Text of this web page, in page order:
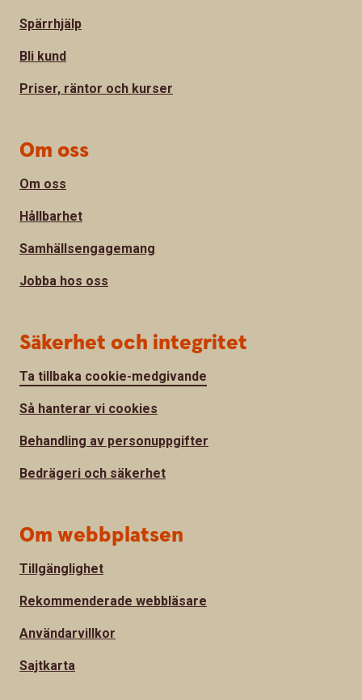
Spärrhjälp
Bli kund
Priser, räntor och kurser
Om oss
Om oss
Hållbarhet
Samhällsengagemang
Jobba hos oss
Säkerhet och integritet
Ta tillbaka cookie-medgivande
Så hanterar vi cookies
Behandling av personuppgifter
Bedrägeri och säkerhet
Om webbplatsen
Tillgänglighet
Rekommenderade webbläsare
Användarvillkor
Sajtkarta